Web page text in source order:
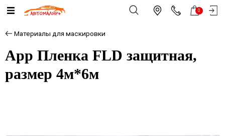
0
Материалы для маскировки
App Пленка FLD защитная,
размер 4м*6м